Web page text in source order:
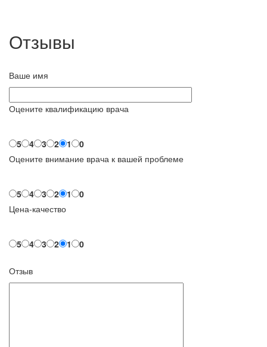
Отзывы
Ваше имя
Оцените квалификацию врача
5 4 3 2 1
0
Оцените внимание врача к вашей проблеме
5 4 3 2 1
0
Цена-качество
5 4 3 2 1 0
Отзыв